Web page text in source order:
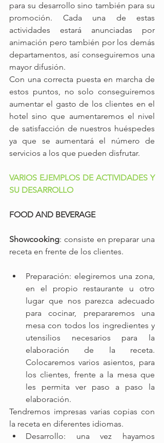
para su desarrollo sino también para su
promoción. Cada una de estas
actividades estará anunciadas por
animación pero también por los demás
departamentos, así conseguiremos una
mayor difusión.
Con una correcta puesta en marcha de
estos puntos, no solo conseguiremos
aumentar el gasto de los clientes en el
hotel sino que aumentaremos el nivel
de satisfacción de nuestros huéspedes
ya que se aumentará el número de
servicios a los que pueden disfrutar.
VARIOS EJEMPLOS DE ACTIVIDADES Y
SU DESARROLLO
FOOD AND BEVERAGE
Showcooking: consiste en preparar una
receta en frente de los clientes.
Preparación: elegiremos una zona,
en el propio restaurante u otro
lugar que nos parezca adecuado
para cocinar, prepararemos una
mesa con todos los ingredientes y
utensilios necesarios para la
elaboración de la receta.
Colocaremos varios asientos, para
los clientes, frente a la mesa que
les permita ver paso a paso la
elaboración.
Tendremos impresas varias copias con
la receta en diferentes idiomas.
Desarrollo: una vez hayamos